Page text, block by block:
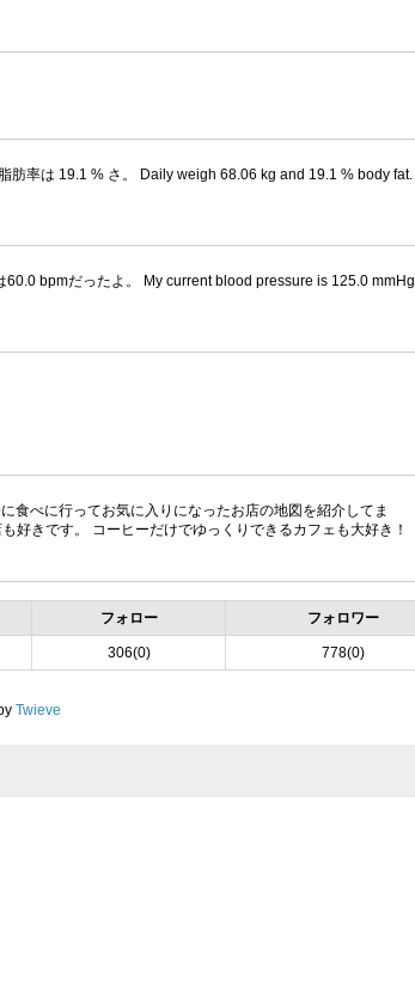
肪率は 19.1 % さ。 Daily weigh 68.06 kg and 19.1 % body fat.
bpmだったよ。 My current blood pressure is 125.0 mmHg
食べに行ってお気に入りになったお店の地図を紹介してま
好きです。 コーヒーだけでゆっくりできるカフェも大好き！
フォロー フォロワー
306(0) 778(0)
Twieve